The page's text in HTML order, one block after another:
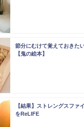
節分にむけて覚えておきた
【鬼の絵本】
【結果】ストレングスファ
をReLIFE